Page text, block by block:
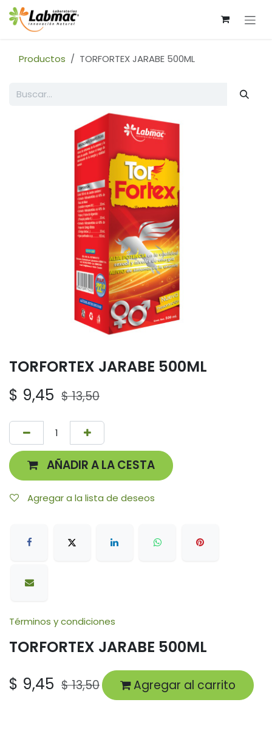
Ir al contenido
Productos TORFORTEX JARABE 500ML
TORFORTEX JARABE 500ML
$ 9,45 $13,50
AÑADIR A LA CESTA
Agregar a la lista de deseos
Términos y condiciones
TORFORTEX JARABE 500ML
$ 9,45 $13,50 Agregar al carrito